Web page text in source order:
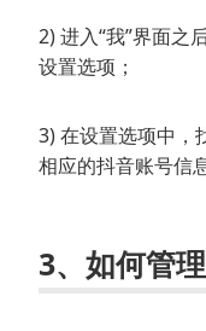
2) 进入“我”界面之
设置选项；
3) 在设置选项中，
相应的抖音账号信
3、如何管